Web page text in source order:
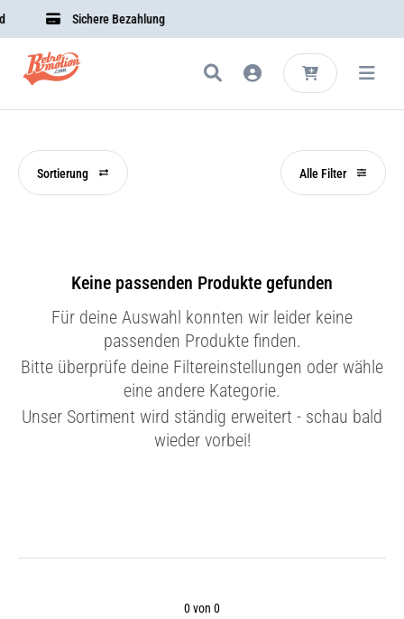
Sichere Bezahlung
Sortierung Alle Filter
Keine passenden Produkte gefunden
Für deine Auswahl konnten wir leider keine
passenden Produkte finden.
Bitte überprüfe deine Filtereinstellungen oder wähle
eine andere Kategorie.
Unser Sortiment wird ständig erweitert - schau bald
wieder vorbei!
0 von 0